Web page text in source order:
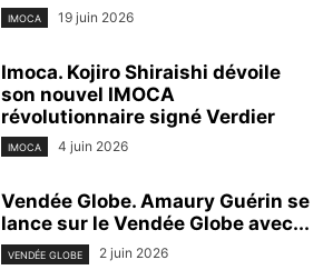
IMOCA 19 juin 2026
Imoca. Kojiro Shiraishi dévoile
son nouvel IMOCA
révolutionnaire signé Verdier
IMOCA 4 juin 2026
Vendée Globe. Amaury Guérin se
lance sur le Vendée Globe avec...
VENDÉE GLOBE 2 juin 2026